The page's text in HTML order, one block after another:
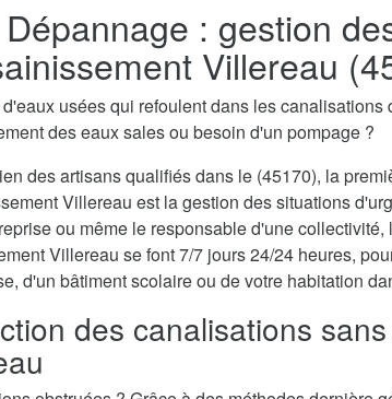
: gestion
Villereau
usées qui refoulent dans les
des eaux sales ou besoin d'un pompage ?
des artisans qualifiés dans le (45170), la
Villereau est la gestion des situations
ou même le responsable d'une
Villereau se font 7/7 jours 24/24 heures,
d'un bâtiment scolaire ou de votre habitation
des canalisations